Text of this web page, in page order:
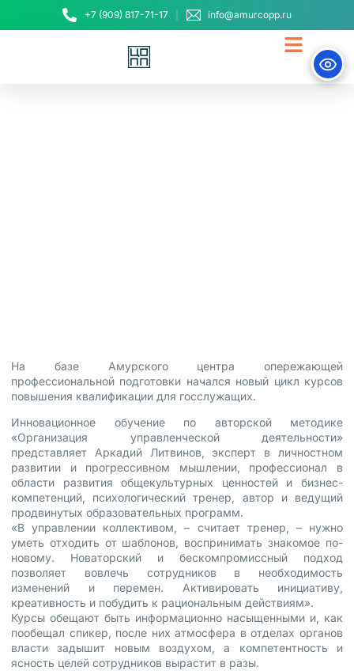
+7 (909) 817-71-17 info@amurcopp.ru
На базе Амурского центра опережающей
профессиональной подготовки начался новый цикл курсов
повышения квалификации для госслужащих.
Инновационное обучение по авторской методике
«Организация управленческой деятельности»
представляет Аркадий Литвинов, эксперт в личностном
развитии и прогрессивном мышлении, профессионал в
области развития общекультурных ценностей и бизнес-
компетенций, психологический тренер, автор и ведущий
продвинутых образовательных программ.
«В управлении коллективом, – считает тренер, – нужно
уметь отходить от шаблонов, воспринимать знакомое по-
новому. Новаторский и бескомпромиссный подход
позволяет вовлечь сотрудников в необходимость
изменений и перемен. Активировать инициативу,
креативность и побудить к рациональным действиям».
Курсы обещают быть информационно насыщенными и, как
пообещал спикер, после них атмосфера в отделах органов
власти задышит новым воздухом, а компетентность и
ясность целей сотрудников вырастит в разы.